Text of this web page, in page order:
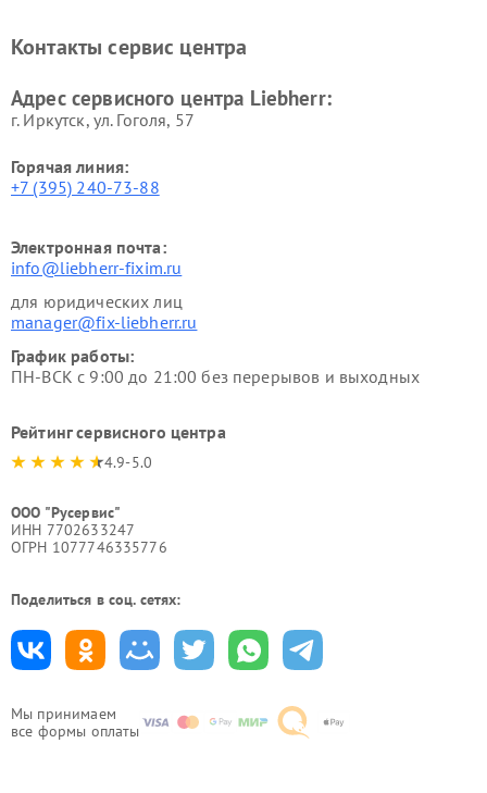
Мы принимаем
все формы оплаты
Контакты сервис центра
Адрес сервисного центра Liebherr:
г. Иркутск, ул. ​Гоголя, 57
Горячая линия:
+7 (395) 240-73-88
Электронная почта:
info@liebherr-fixim.ru
для юридических лиц
manager@fix-liebherr.ru
График работы:
ПН-ВСК с 9:00 до 21:00 без перерывов и выходных
Рейтинг сервисного центра
4.9-5.0
ООО "Русервис"
ИНН 7702633247
ОГРН 1077746335776
Поделиться в соц. сетях: